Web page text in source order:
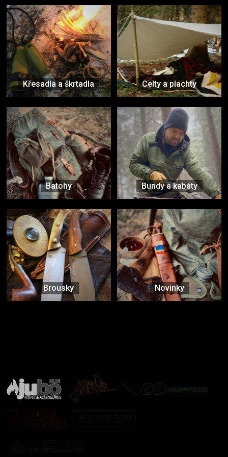
Křesadla a škrtadla Celty a plachty
Batohy Bundy a kabáty
Brousky Novinky